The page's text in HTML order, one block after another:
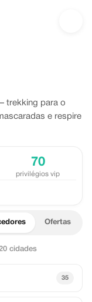
trekking para o
e respire
70
privilégios vip
Ofertas
20 cidades
35